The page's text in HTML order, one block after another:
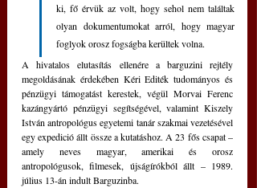
ki, fő érvük az volt, hogy sehol nem találtak
olyan dokumentumokat arról, hogy magyar
foglyok orosz fogságba kerültek volna.
A hivatalos elutasítás ellenére a barguzini rejtély
megoldásának érdekében Kéri Editék tudományos és
pénzügyi támogatást kerestek, végül Morvai Ferenc
kazángyártó pénzügyi segítségével, valamint Kiszely
István antropológus egyetemi tanár szakmai vezetésével
egy expedició állt össze a kutatáshoz. A 23 fős csapat –
amely neves magyar, amerikai és orosz
antropológusok, filmesek, újságírókból állt – 1989.
július 13-án indult Barguzinba.